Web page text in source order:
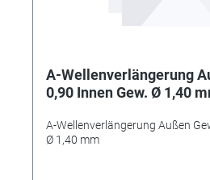
A-Wellenverlängerung
0,90 Innen Gew. Ø 1,40
A-Wellenverlängerung Außen
Ø 1,40 mm